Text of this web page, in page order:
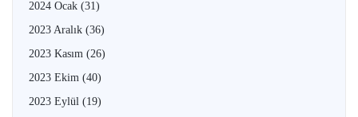
2024 Ocak (31)
2023 Aralık (36)
2023 Kasım (26)
2023 Ekim (40)
2023 Eylül (19)